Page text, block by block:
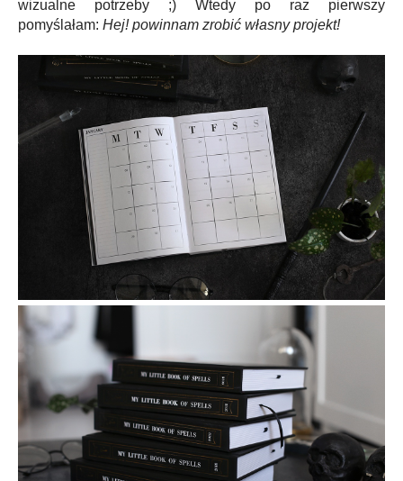
wizualne potrzeby ;) Wtedy po raz pierwszy
pomyślałam: Hej! powinnam zrobić własny projekt!